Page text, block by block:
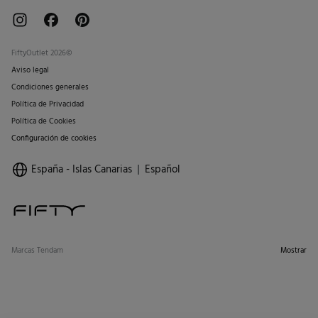
FiftyOutlet 2026©
Aviso legal
Condiciones generales
Política de Privacidad
Política de Cookies
Configuración de cookies
España - Islas Canarias Español
Marcas Tendam Mostrar